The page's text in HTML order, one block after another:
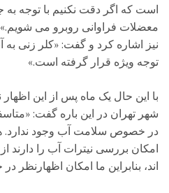
است که اگر دقت نکنیم با توجه به
معضلات فراوانی روبرو می
نیز اشاره کرد و گفت: «کلر زنی
توجه ویژه قرار گرفته است.»
با این حال یک ماه پس از این
در خصوص سلامت آب وجود ندارد.
امکان بررسی نیترات آب را دارند
اند، بنابراین ما امکان اظهارنظر